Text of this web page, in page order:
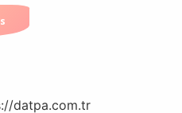
datpa.com.tr